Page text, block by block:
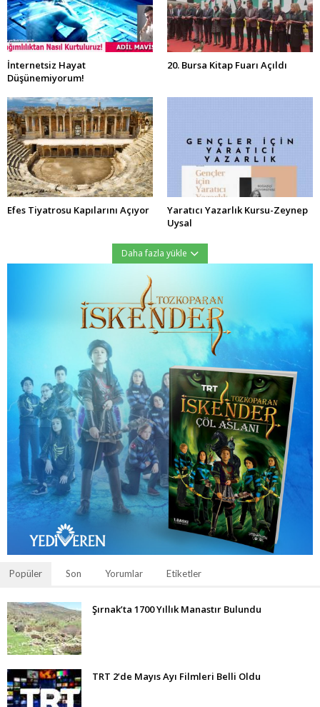
İnternetsiz Hayat
Düşünemiyorum!
20. Bursa Kitap Fuarı Açıldı
Efes Tiyatrosu Kapılarını Açıyor
Yaratıcı Yazarlık Kursu-Zeynep
Uysal
Daha fazla yükle
Popüler Son Yorumlar Etiketler
Şırnak’ta 1700 Yıllık Manastır Bulundu
TRT 2’de Mayıs Ayı Filmleri Belli Oldu